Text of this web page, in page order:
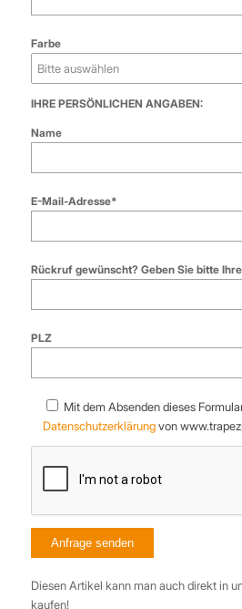
Farbe
IHRE PERSÖNLICHEN ANGABEN:
Name
E-Mail-Adresse*
Rückruf gewünscht? Geben Sie bitte
PLZ
Mit dem Absenden dieses
Datenschutzerklärungvon
Diesen Artikel kann man auch direkt in
kaufen!